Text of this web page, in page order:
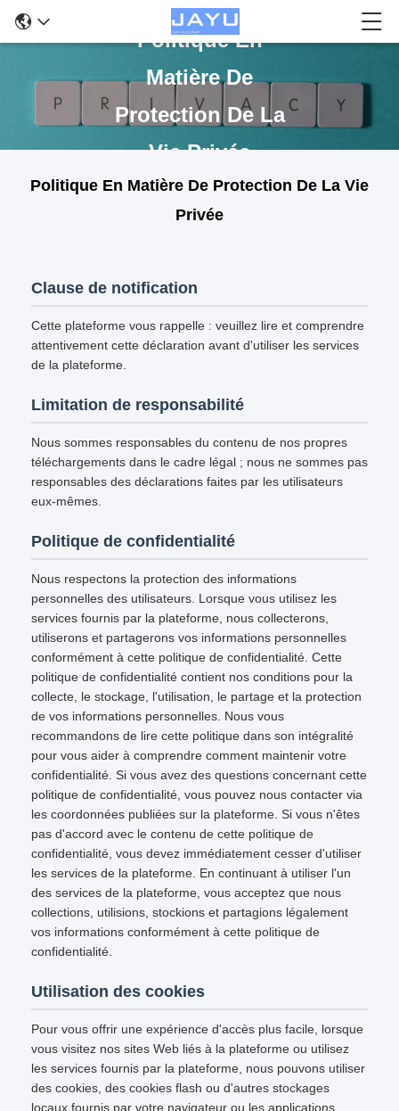
Politique En
Matière De
Protection De La
Vie Privée
Politique En Matière De Protection De La Vie
Privée
Clause de notification
Cette plateforme vous rappelle : veuillez lire et comprendre
attentivement cette déclaration avant d'utiliser les services
de la plateforme.
Limitation de responsabilité
Nous sommes responsables du contenu de nos propres
téléchargements dans le cadre légal ; nous ne sommes pas
responsables des déclarations faites par les utilisateurs
eux-mêmes.
Politique de confidentialité
Nous respectons la protection des informations
personnelles des utilisateurs. Lorsque vous utilisez les
services fournis par la plateforme, nous collecterons,
utiliserons et partagerons vos informations personnelles
conformément à cette politique de confidentialité. Cette
politique de confidentialité contient nos conditions pour la
collecte, le stockage, l'utilisation, le partage et la protection
de vos informations personnelles. Nous vous
recommandons de lire cette politique dans son intégralité
pour vous aider à comprendre comment maintenir votre
confidentialité. Si vous avez des questions concernant cette
politique de confidentialité, vous pouvez nous contacter via
les coordonnées publiées sur la plateforme. Si vous n'êtes
pas d'accord avec le contenu de cette politique de
confidentialité, vous devez immédiatement cesser d'utiliser
les services de la plateforme. En continuant à utiliser l'un
des services de la plateforme, vous acceptez que nous
collections, utilisions, stockions et partagions légalement
vos informations conformément à cette politique de
confidentialité.
Utilisation des cookies
Pour vous offrir une expérience d'accès plus facile, lorsque
vous visitez nos sites Web liés à la plateforme ou utilisez
les services fournis par la plateforme, nous pouvons utiliser
des cookies, des cookies flash ou d'autres stockages
locaux fournis par votre navigateur ou les applications